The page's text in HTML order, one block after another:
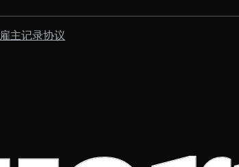
雇主记录协议